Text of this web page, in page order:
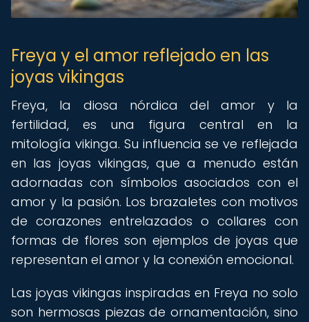
Freya y el amor reflejado en las
joyas vikingas
Freya, la diosa nórdica del amor y la
fertilidad, es una figura central en la
mitología vikinga. Su influencia se ve reflejada
en las joyas vikingas, que a menudo están
adornadas con símbolos asociados con el
amor y la pasión. Los brazaletes con motivos
de corazones entrelazados o collares con
formas de flores son ejemplos de joyas que
representan el amor y la conexión emocional.
Las joyas vikingas inspiradas en Freya no solo
son hermosas piezas de ornamentación, sino